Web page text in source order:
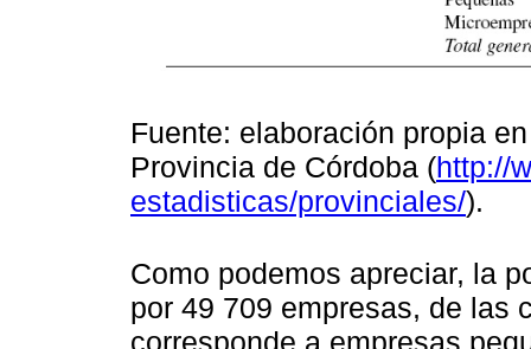
Fuente: elaboración propia
Provincia de Córdoba (http://
estadisticas/provinciales/).
Como podemos apreciar, la
por 49 709 empresas, de las
corresponde a empresas